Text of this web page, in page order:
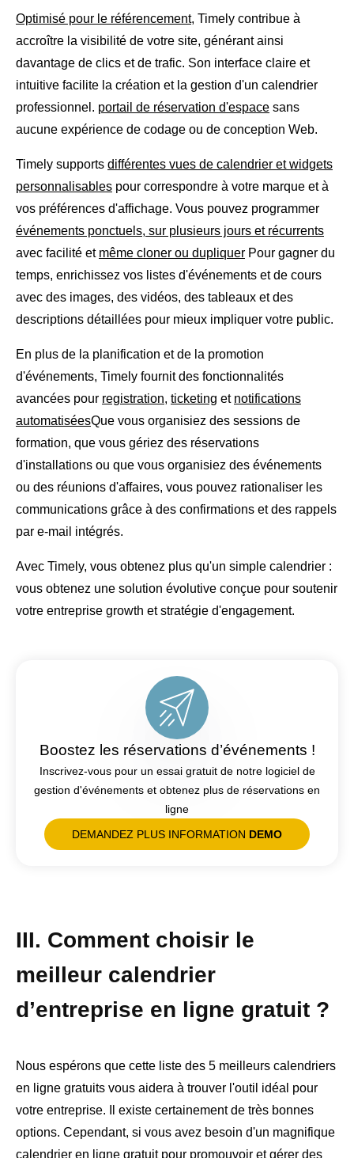
Optimisé pour le référencement, Timely contribue à
accroître la visibilité de votre site, générant ainsi
davantage de clics et de trafic. Son interface claire et
intuitive facilite la création et la gestion d'un calendrier
professionnel. portail de réservation d'espace sans
aucune expérience de codage ou de conception Web.
Timely supports différentes vues de calendrier et widgets
personnalisables pour correspondre à votre marque et à
vos préférences d'affichage. Vous pouvez programmer
événements ponctuels, sur plusieurs jours et récurrents
avec facilité et même cloner ou dupliquer Pour gagner du
temps, enrichissez vos listes d'événements et de cours
avec des images, des vidéos, des tableaux et des
descriptions détaillées pour mieux impliquer votre public.
En plus de la planification et de la promotion
d'événements, Timely fournit des fonctionnalités
avancées pour registration, ticketing et notifications
automatiséesQue vous organisiez des sessions de
formation, que vous gériez des réservations
d'installations ou que vous organisiez des événements
ou des réunions d'affaires, vous pouvez rationaliser les
communications grâce à des confirmations et des rappels
par e-mail intégrés.
Avec Timely, vous obtenez plus qu'un simple calendrier :
vous obtenez une solution évolutive conçue pour soutenir
votre entreprise growth et stratégie d'engagement.
Boostez les réservations d’événements !
Inscrivez-vous pour un essai gratuit de notre logiciel de
gestion d'événements et obtenez plus de réservations en
ligne
DEMANDEZ PLUS INFORMATION DEMO
III. Comment choisir le
meilleur calendrier
d’entreprise en ligne gratuit ?
Nous espérons que cette liste des 5 meilleurs calendriers
en ligne gratuits vous aidera à trouver l'outil idéal pour
votre entreprise. Il existe certainement de très bonnes
options. Cependant, si vous avez besoin d'un magnifique
calendrier en ligne gratuit pour promouvoir et gérer des